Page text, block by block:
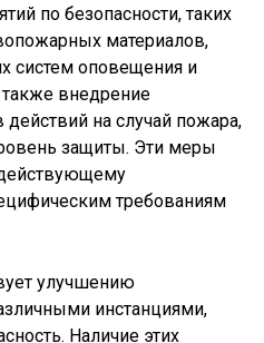
по безопасности, таких
материалов,
систем оповещения и
также внедрение
на случай пожара,
защиты. Эти меры
требованиям
улучшению
инстанциями,
Наличие этих